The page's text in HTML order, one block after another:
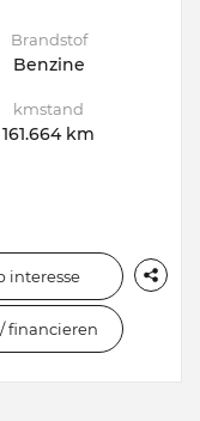
Brandstof
Benzine
kmstand
161.664 km
interesse
financieren